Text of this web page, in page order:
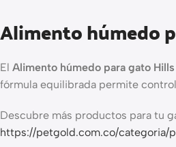
Alimento húmedo
El Alimento húmedo para gato
fórmula equilibrada permite
Descubre más productos para tu
https://petgold.com.co/categoria/